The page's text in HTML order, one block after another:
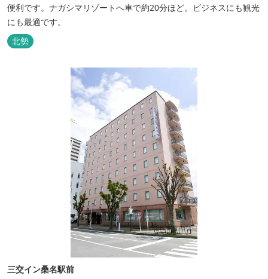
便利です。ナガシマリゾートへ車で約20分ほど。ビジネスにも観光
にも最適です。
北勢
三交イン桑名駅前